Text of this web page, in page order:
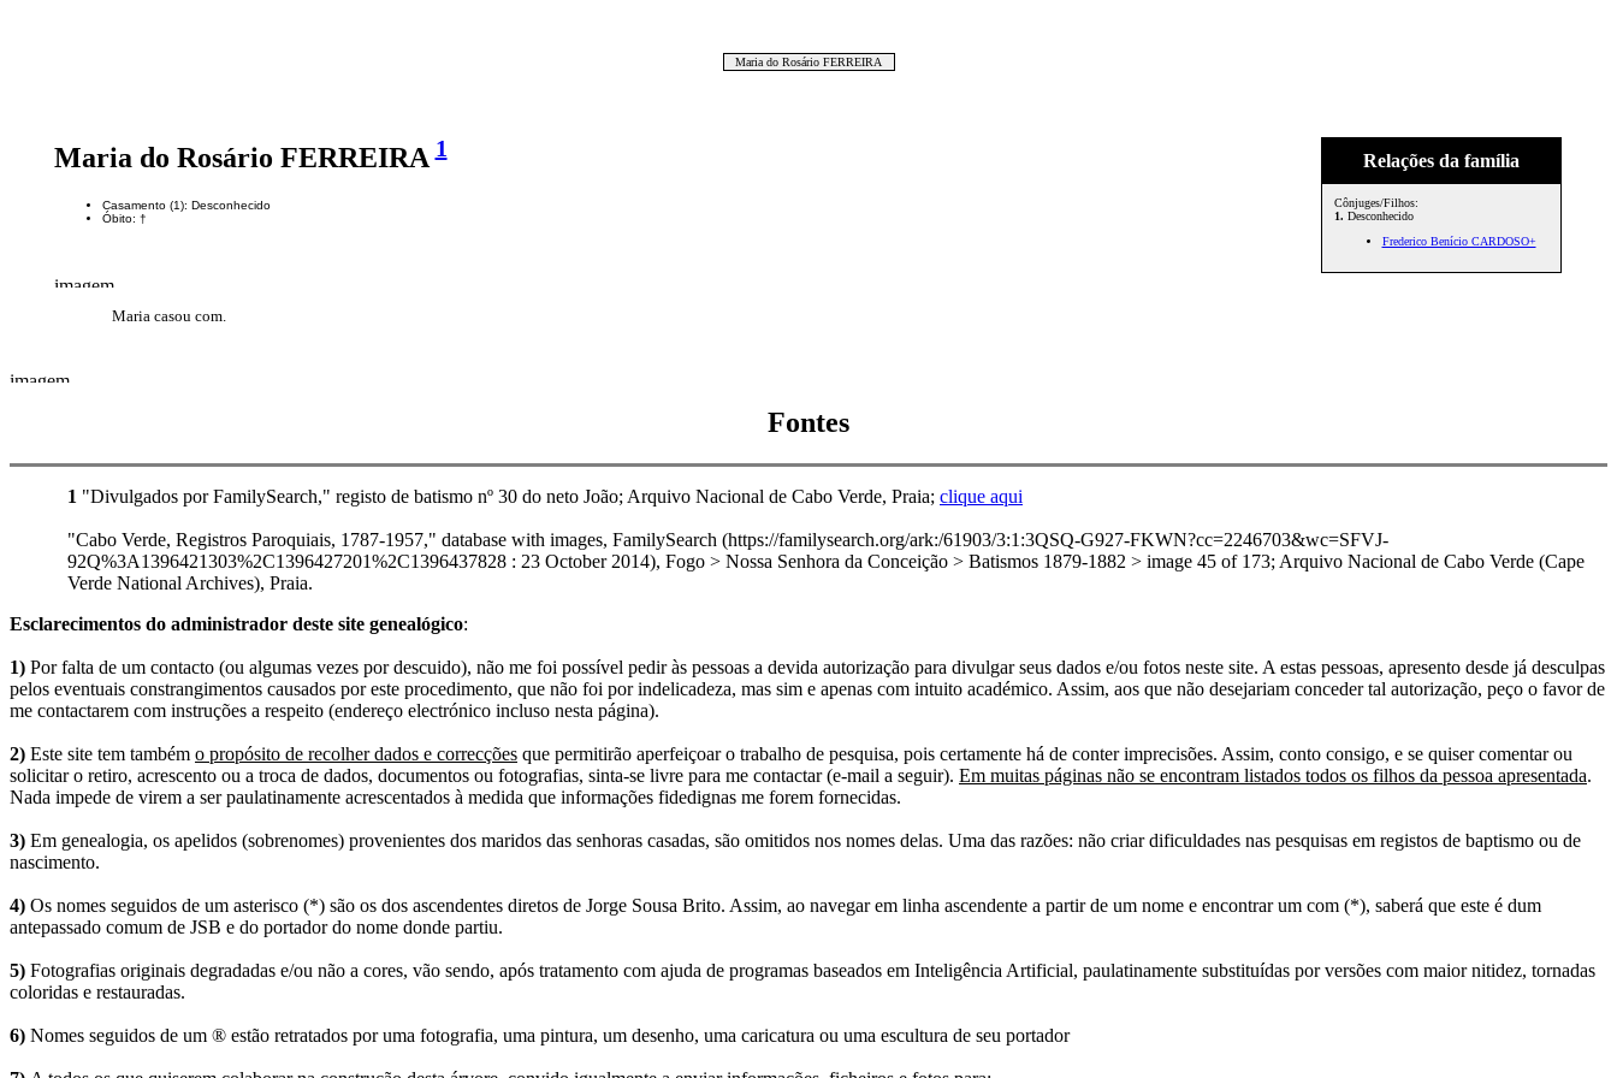
Maria do Rosário FERREIRA
Relações da família
Cônjuges/Filhos:
1. Desconhecido
Frederico Benício CARDOSO+
Maria do Rosário FERREIRA1
Casamento (1): Desconhecido
Óbito: †
Maria casou com.
Fontes
1 "Divulgados por FamilySearch," registo de batismo nº 30 do neto João; Arquivo Nacional de Cabo Verde, Praia; clique aqui
"Cabo Verde, Registros Paroquiais, 1787-1957," database with images, FamilySearch (https://familysearch.org/ark:/61903/3:1:3QSQ-G927-FKWN?cc=2246703&wc=SFVJ-
92Q%3A1396421303%2C1396427201%2C1396437828 : 23 October 2014), Fogo > Nossa Senhora da Conceição > Batismos 1879-1882 > image 45 of 173; Arquivo Nacional de Cabo Verde (Cape
Verde National Archives), Praia.
Esclarecimentos do administrador deste site genealógico:
1) Por falta de um contacto (ou algumas vezes por descuido), não me foi possível pedir às pessoas a devida autorização para divulgar seus dados e/ou fotos neste site. A estas pessoas, apresento desde já desculpas
pelos eventuais constrangimentos causados por este procedimento, que não foi por indelicadeza, mas sim e apenas com intuito académico. Assim, aos que não desejariam conceder tal autorização, peço o favor de
me contactarem com instruções a respeito (endereço electrónico incluso nesta página).
2) Este site tem também o propósito de recolher dados e correcções que permitirão aperfeiçoar o trabalho de pesquisa, pois certamente há de conter imprecisões. Assim, conto consigo, e se quiser comentar ou
solicitar o retiro, acrescento ou a troca de dados, documentos ou fotografias, sinta-se livre para me contactar (e-mail a seguir). Em muitas páginas não se encontram listados todos os filhos da pessoa apresentada.
Nada impede de virem a ser paulatinamente acrescentados à medida que informações fidedignas me forem fornecidas.
3) Em genealogia, os apelidos (sobrenomes) provenientes dos maridos das senhoras casadas, são omitidos nos nomes delas. Uma das razões: não criar dificuldades nas pesquisas em registos de baptismo ou de
nascimento.
4) Os nomes seguidos de um asterisco (*) são os dos ascendentes diretos de Jorge Sousa Brito. Assim, ao navegar em linha ascendente a partir de um nome e encontrar um com (*), saberá que este é dum
antepassado comum de JSB e do portador do nome donde partiu.
5) Fotografias originais degradadas e/ou não a cores, vão sendo, após tratamento com ajuda de programas baseados em Inteligência Artificial, paulatinamente substituídas por versões com maior nitidez, tornadas
coloridas e restauradas.
6) Nomes seguidos de um ® estão retratados por uma fotografia, uma pintura, um desenho, uma caricatura ou uma escultura de seu portador